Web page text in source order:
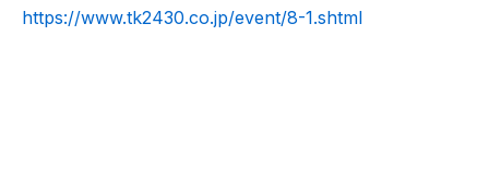
https://www.tk2430.co.jp/event/8-1.shtml